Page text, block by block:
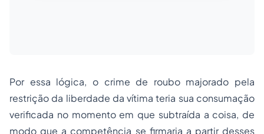
Por essa lógica, o crime de roubo majorado pela
restrição da liberdade da vítima teria sua consumação
verificada no momento em que subtraída a coisa, de
modo que a competência se firmaria a partir desses